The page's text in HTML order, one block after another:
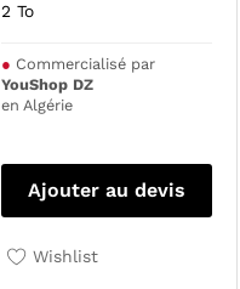
2 To
● Commercialisé par
YouShop DZ
en Algérie
Ajouter au devis
Wishlist